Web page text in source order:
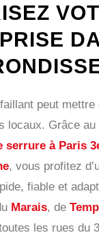
peut mettre
locaux. Grâce au
serrure à Paris
, vous profitez
fiable et
Marais, de
les rues du